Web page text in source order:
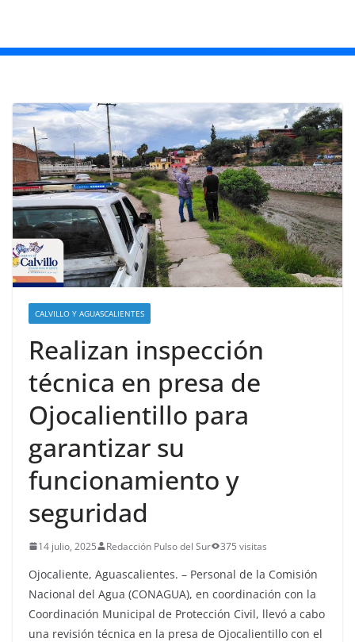
CALVILLO Y AGUASCALIENTES
Realizan inspección
técnica en presa de
Ojocalientillo para
garantizar su
funcionamiento y
seguridad
14 julio, 2025 Redacción Pulso del Sur 375 visitas
Ojocaliente, Aguascalientes. – Personal de la Comisión
Nacional del Agua (CONAGUA), en coordinación con la
Coordinación Municipal de Protección Civil, llevó a cabo
una revisión técnica en la presa de Ojocalientillo con el